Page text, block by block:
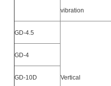
vibration
GD-4.5
Vertical
GD-4
GD-10D